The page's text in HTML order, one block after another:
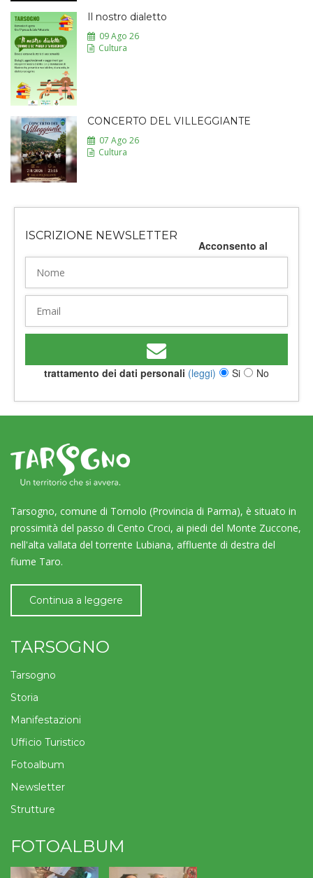
Il nostro dialetto
09 Ago 26
Cultura
CONCERTO DEL VILLEGGIANTE
07 Ago 26
Cultura
ISCRIZIONE NEWSLETTER
Acconsento al
trattamento dei dati personali (leggi) Si No
Tarsogno, comune di Tornolo (Provincia di Parma), è situato in
prossimità del passo di Cento Croci, ai piedi del Monte Zuccone,
nell'alta vallata del torrente Lubiana, affluente di destra del
fiume Taro.
Continua a leggere
TARSOGNO
Tarsogno
Storia
Manifestazioni
Ufficio Turistico
Fotoalbum
Newsletter
Strutture
FOTOALBUM